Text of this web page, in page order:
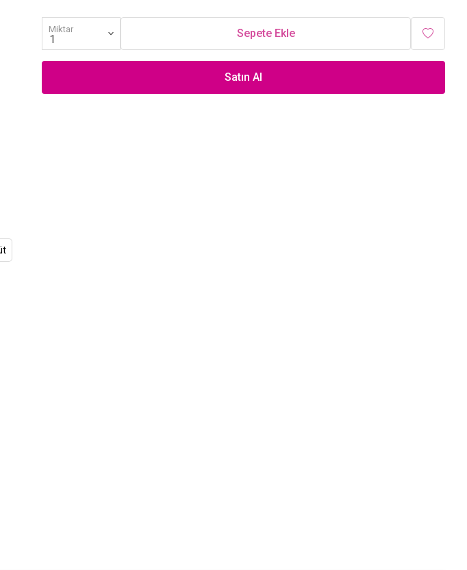
Miktar Sepete Ekle
Satın Al